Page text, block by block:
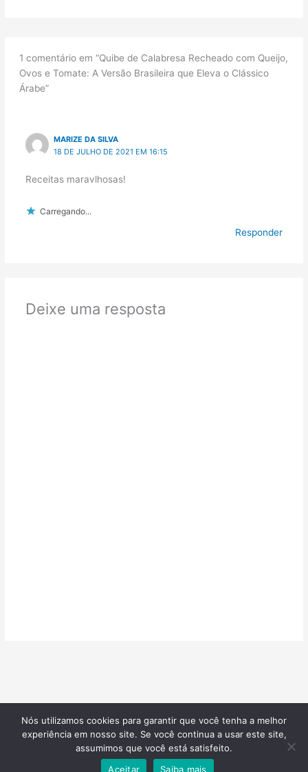
1 comentário em “Quibe de Calabresa Recheado com Queijo,
Ovos e Tomate: A Versão Brasileira que Eleva o Clássico
Árabe”
MARIZE DA SILVA
18 DE JULHO DE 2021 EM 16:15
Receitas maravlhosas!
Carregando...
Responder
Deixe uma resposta
Confeitarias de Sucesso
| Todos os direitos reservados |
Desenvolvido porBlotzads Network
Nós utilizamos cookies para garantir que você tenha a melhor
experiência em nosso site. Se você continua a usar este site,
assumimos que você está satisfeito.
Aceitar
Saiba mais